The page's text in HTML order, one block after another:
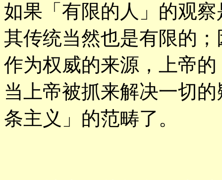
如果「有限的人」的观
其传统当然也是有限的
作为权威的来源，上帝
当上帝被抓来解决一切
条主义」的范畴了。